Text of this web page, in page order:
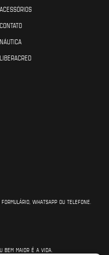
ACESSÓRIOS
CONTATO
NÁUTICA
LIBERACRED
WHATSAPP OU TELEFONE.
BEM MAIOR É A VIDA.